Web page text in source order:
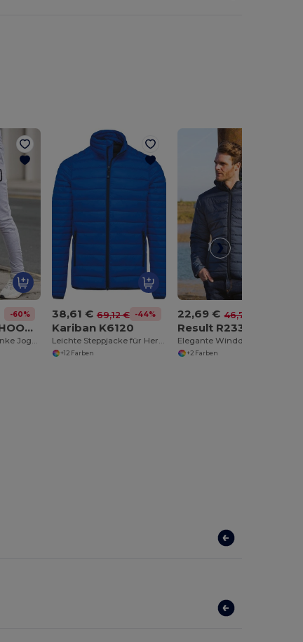
-60%
AWDIS JUST HOODS JH074
Komfortable Schlanke Jogginghose mit Taschen
38,61 € 69,12 € -44%
Kariban K6120
Leichte Steppjacke für Herren
+12 Farben
22,69 € 46,77 €
Result R233M
+2 Farben